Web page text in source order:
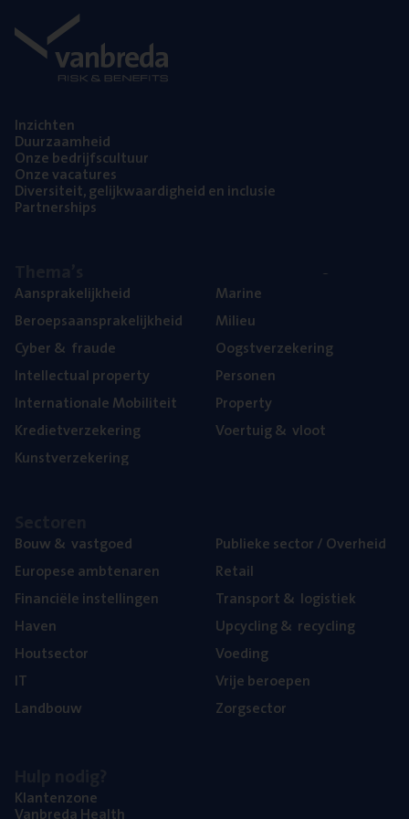
Inzich­ten
Duur­zaam­heid
Onze bedrijfs­cul­tuur
Onze vaca­tu­res
Diver­si­teit, gelijk­waar­dig­heid en inclusie
Part­ner­ships
Aan­spra­ke­lijk­heid
Beroeps­aan­spra­ke­lijk­heid
Cyber& fraude
Intel­lec­tu­al property
Inter­na­ti­o­na­le Mobiliteit
Kre­diet­ver­ze­ke­ring
Kunst­ver­ze­ke­ring
Mari­ne
Mili­eu
Oogst­ver­ze­ke­ring
Per­so­nen
Pro­per­ty
Voer­tuig& vloot
Bouw& vastgoed
Euro­pe­se ambtenaren
Finan­ci­ë­le instellingen
Haven
Hout­sec­tor
IT
Land­bouw
Publie­ke sec­tor / Overheid
Retail
Trans­port& logistiek
Upcy­cling& recycling
Voe­ding
Vrije beroe­pen
Zorg­sec­tor
Klan­ten­zo­ne
Van­b­re­da Health